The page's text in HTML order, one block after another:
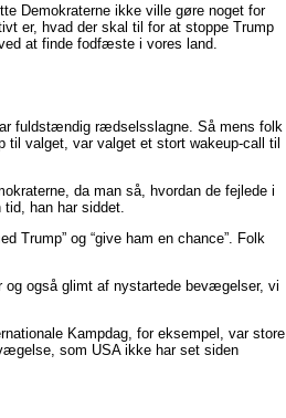
Demokraterne ikke ville gøre noget for
er, hvad der skal til for at stoppe Trump
at finde fodfæste i vores land.
fuldstændig rædselsslagne. Så mens folk
til valget, var valget et stort wakeup-call til
da man så, hvordan de fejlede i
tid, han har siddet.
Trump” og “give ham en chance”. Folk
også glimt af nystartede bevægelser, vi
Kampdag, for eksempel, var store
som USA ikke har set siden